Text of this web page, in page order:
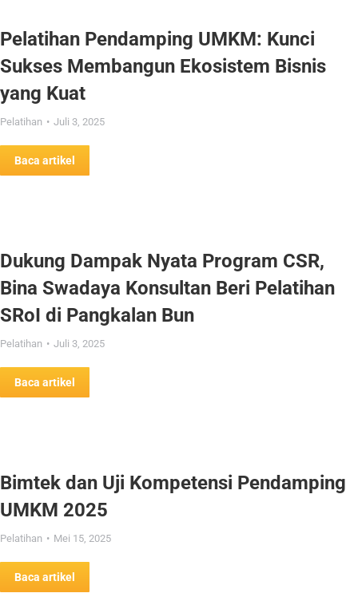
Pelatihan Pendamping UMKM: Kunci
Sukses Membangun Ekosistem Bisnis
yang Kuat
Pelatihan Juli 3, 2025
Baca artikel
Dukung Dampak Nyata Program CSR,
Bina Swadaya Konsultan Beri Pelatihan
SRoI di Pangkalan Bun
Pelatihan Juli 3, 2025
Baca artikel
Bimtek dan Uji Kompetensi Pendamping
UMKM 2025
Pelatihan Mei 15, 2025
Baca artikel